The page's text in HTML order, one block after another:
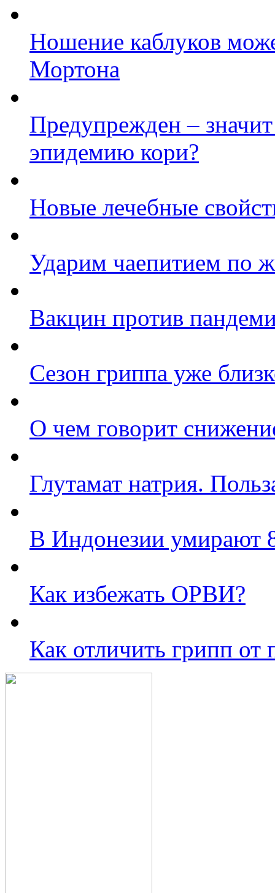
Ношение каблуков
Мортона
Предупрежден –
эпидемию кори?
Новые лечебные
Ударим чаепитием по
Вакцин против
Сезон гриппа уже
О чем говорит
Глутамат натрия.
В Индонезии умирают
Как избежать ОРВИ?
Как отличить грипп от